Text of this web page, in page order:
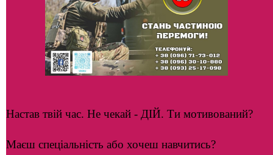
Настав твій час. Не чекай - ДІЙ. Ти мотивований?
Маєш спеціальність або хочеш навчитись?